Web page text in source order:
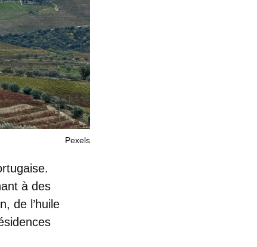
Pexels
.
à des
de l’huile